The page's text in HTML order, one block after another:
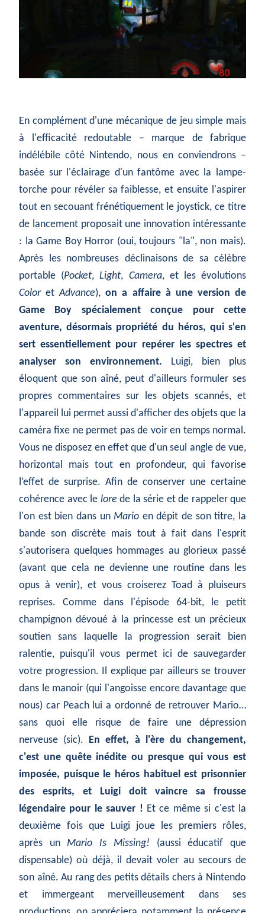
En complément d'une mécanique de jeu simple mais
à l'efficacité redoutable – marque de fabrique
indélébile côté Nintendo, nous en conviendrons –
basée sur l'éclairage d'un fantôme avec la lampe-
torche pour révéler sa faiblesse, et ensuite l'aspirer
tout en secouant frénétiquement le joystick, ce titre
de lancement proposait une innovation intéressante
: la Game Boy Horror (oui, toujours "la", non mais).
Après les nombreuses déclinaisons de sa célèbre
portable (Pocket,Light, Camera, et les évolutions
ColoretAdvance),on a affaire à une version de
Game Boy spécialement conçue pour cette
aventure, désormais propriété du héros, qui s'en
sert essentiellement pour repérer les spectres et
analyser son environnement. Luigi, bien plus
éloquent que son aîné, peut d'ailleurs formuler ses
propres commentaires sur les objets scannés, et
l'appareil lui permet aussi d'afficher des objets que la
caméra fixe ne permet pas de voir en temps normal.
Vous ne disposez en effet que d'un seul angle de vue,
horizontal mais tout en profondeur, qui favorise
l’effet de surprise. Afin de conserver une certaine
cohérence avec le lore de la série et de rappeler que
l'on est bien dans un Mario en dépit de son titre, la
bande son discrète mais tout à fait dans l'esprit
s'autorisera quelques hommages au glorieux passé
(avant que cela ne devienne une routine dans les
opus à venir), et vous croiserez Toad à pluiseurs
reprises. Comme dans l'épisode 64-bit, le petit
champignon dévoué à la princesse est un précieux
soutien sans laquelle la progression serait bien
ralentie, puisqu'il vous permet ici de sauvegarder
votre progression. Il explique par ailleurs se trouver
dans le manoir (qui l'angoisse encore davantage que
nous) car Peach lui a ordonné de retrouver Mario…
sans quoi elle risque de faire une dépression
nerveuse (sic).
En effet, à l'ère du changement,
c'est une quête inédite ou presque qui vous est
imposée, puisque le héros habituel est prisonnier
des esprits, et Luigi doit vaincre sa frousse
légendaire pour le sauver ! Et ce même si c'est la
deuxième fois que Luigi joue les premiers rôles,
après un Mario Is Missing! (aussi éducatif que
dispensable) où déjà, il devait voler au secours de
son aîné. Au rang des petits détails chers à Nintendo
et immergeant merveilleusement dans ses